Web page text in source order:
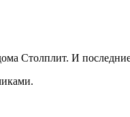
Столплит. И